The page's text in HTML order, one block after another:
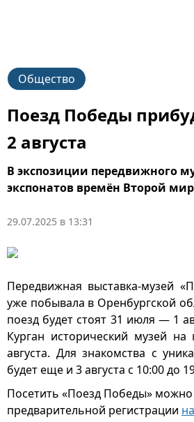
Общество
Поезд Победы
2 августа
В экспозиции передвижного
экспонатов времён Второй
29.07.2025 в 13:31
Передвижная выставка-музей
уже побывала в Оренбургской
поезд будет стоят 31 июля — 1
Курган исторический музей на
августа. Для знакомства с
будет еще и 3 августа с 10:00 до
Посетить «Поезд Победы»
предварительной регистрации